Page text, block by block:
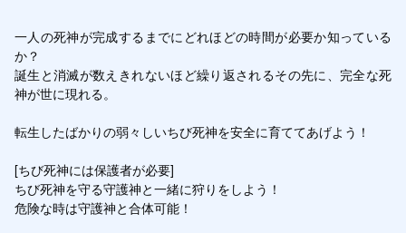
一人の死神が完成するまでにどれほどの時間が必要か知っている
か？
誕生と消滅が数えきれないほど繰り返されるその先に、完全な死
神が世に現れる。
転生したばかりの弱々しいちび死神を安全に育ててあげよう！
[ちび死神には保護者が必要]
ちび死神を守る守護神と一緒に狩りをしよう！
危険な時は守護神と合体可能！